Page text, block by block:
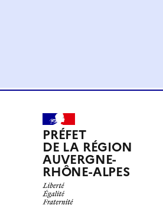
PRÉFET
DE LA RÉGION
AUVERGNE-
RHÔNE-ALPES